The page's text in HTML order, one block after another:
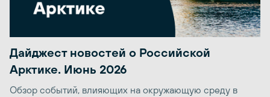
Дайджест новостей о Российской
Арктике. Июнь 2026
Обзор событий, влияющих на окружающую среду в